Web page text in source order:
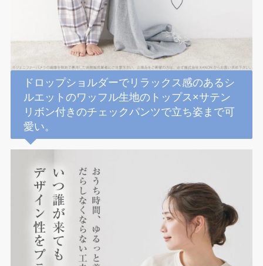
ドロップショルダーでリラックス感のあるシ
ルエットのワッフル生地のトップス×サテン
リボン付きのチェックパンツで立ち姿まで可
愛い。